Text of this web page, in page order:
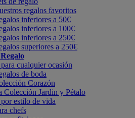
regalos favoritos
inferiores a 50€
inferiores a 100€
inferiores a 250€
superiores a 250€
cualquier ocasión
de boda
Corazón
Colección Jardin y Pétalo
estilo de vida
chefs